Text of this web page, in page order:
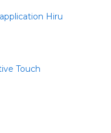
Hiru
Touch